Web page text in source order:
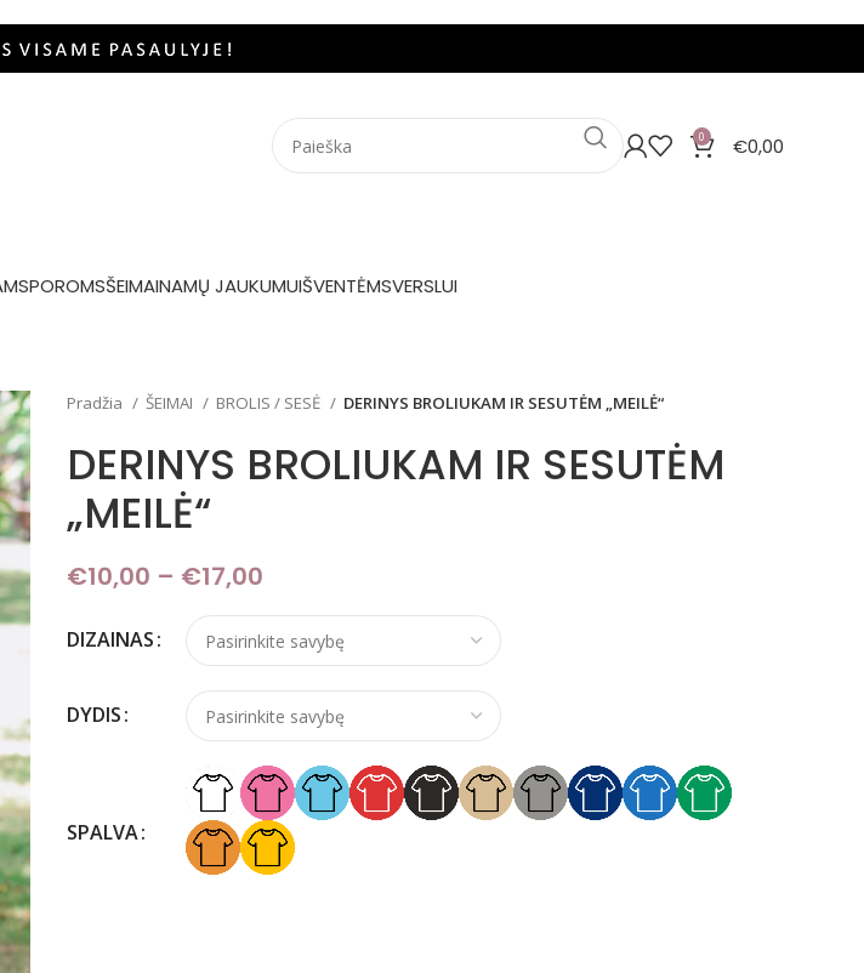
0 €0,00
POROMSŠEIMAINAMŲ JAUKUMUIŠVENTĖMSVERSLUI
Pradžia ŠEIMAI BROLIS / SESĖ DERINYS BROLIUKAM IR SESUTĖM „MEILĖ“
DERINYS BROLIUKAM IR SESUTĖM
„MEILĖ“
€10,00 – €17,00
DIZAINAS
DYDIS
SPALVA